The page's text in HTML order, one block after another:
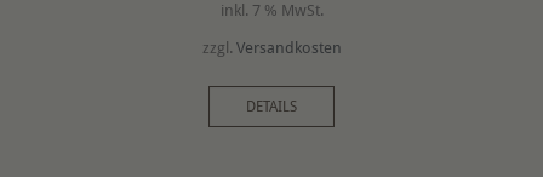
inkl. 7 % MwSt.
zzgl. Versandkosten
DETAILS